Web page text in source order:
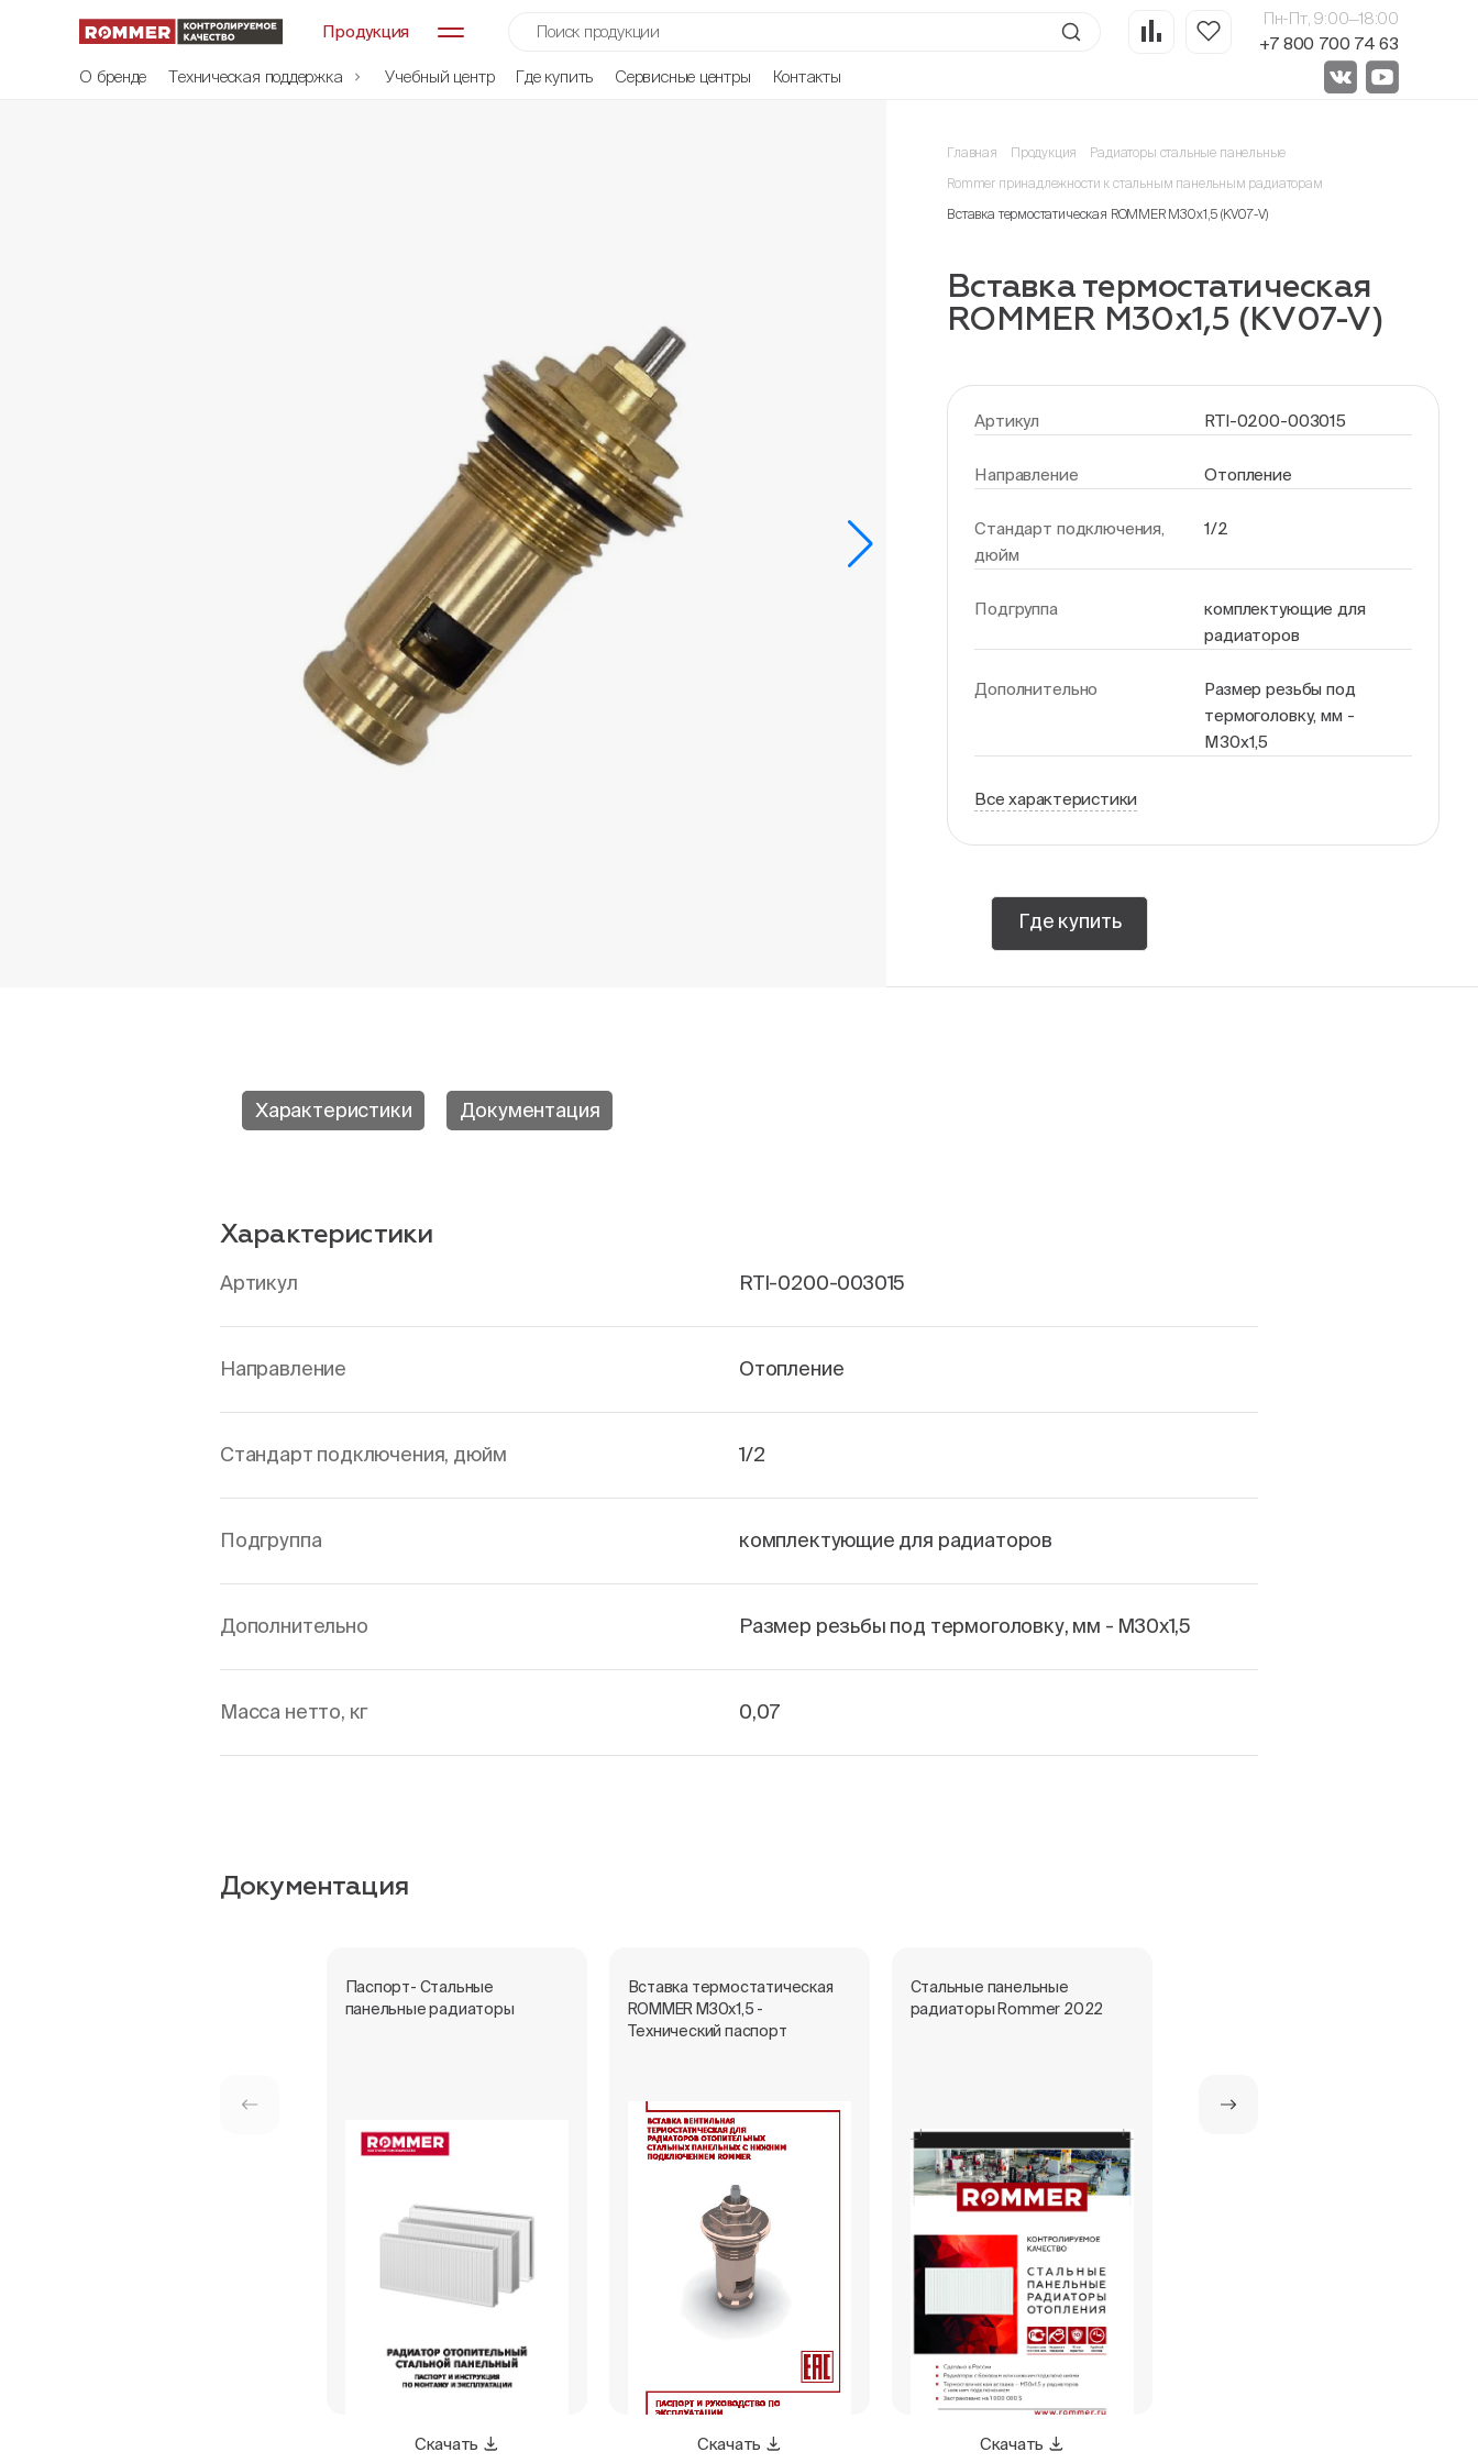
Продукция
Пн-Пт, 9:00—18:00
+7 800 700 74 63
О бренде
Техническая поддержка Учебный центр Где купить Сервисные центры Контакты
Главная Продукция Радиаторы стальные панельные
Rommer принадлежности к стальным панельным радиаторам
Вставка термостатическая ROMMER M30x1,5 (KV07-V)
Вставка термостатическая
ROMMER M30x1,5 (KV07-V)
Артикул RTI-0200-003015
Направление Отопление
Стандарт подключения,
дюйм
1/2
Подгруппа
комплектующие для
радиаторов
Дополнительно
Размер резьбы под
термоголовку, мм -
М30х1,5
Все характеристики
Где купить
Характеристики Документация
Характеристики
Артикул RTI-0200-003015
Направление Отопление
Стандарт подключения, дюйм 1/2
Подгруппа комплектующие для радиаторов
Дополнительно Размер резьбы под термоголовку, мм - М30х1,5
Масса нетто, кг 0,07
Документация
Паспорт- Стальные
панельные радиаторы
Скачать
Вставка термостатическая
ROMMER M30x1,5 -
Технический паспорт
Скачать
Стальные панельные
радиаторы Rommer 2022
Скачать